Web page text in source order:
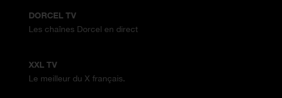
DORCEL TV
Les chaînes Dorcel en direct
XXL TV
Le meilleur du X français.